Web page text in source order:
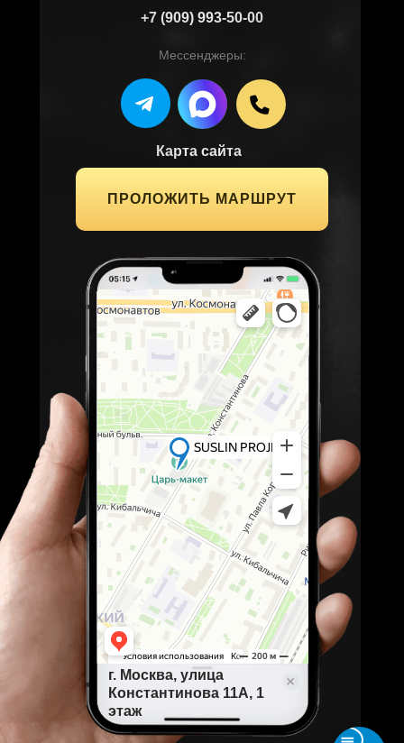
г. Москва, улица
Константинова 11А, 1
этаж
ПРОЛОЖИТЬ МАРШРУТ
Карта сайта
+7 (909) 993-50-00
Мессенджеры: